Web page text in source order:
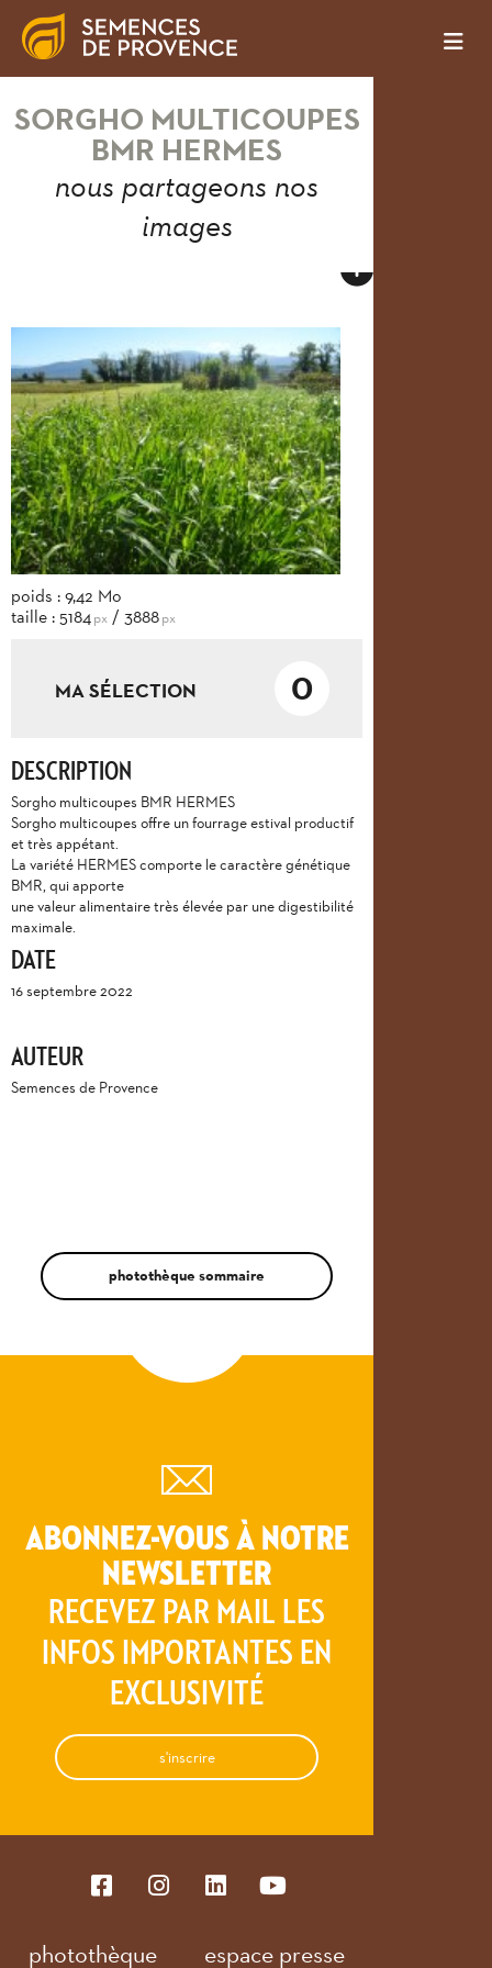
SORGHO MULTICOUPES
BMR HERMES
nous partageons nos
images
poids : 9,42 Mo
taille : 5184px / 3888px
MA SÉLECTION 0
DESCRIPTION
Sorgho multicoupes BMR HERMES
Sorgho multicoupes offre un fourrage estival productif
et très appétant.
La variété HERMES comporte le caractère génétique
BMR, qui apporte
une valeur alimentaire très élevée par une digestibilité
maximale.
DATE
16 septembre 2022
AUTEUR
Semences de Provence
photothèque sommaire
ABONNEZ-VOUS À NOTRE
NEWSLETTER
RECEVEZ PAR MAIL LES
INFOS IMPORTANTES EN
EXCLUSIVITÉ
s'inscrire
photothèque espace presse